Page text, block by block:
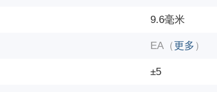
9.6毫米
EA（更多 ）
±5